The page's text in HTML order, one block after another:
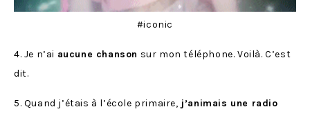
#iconic
4. Je n’ai aucune chanson sur mon téléphone. Voilà. C’est
dit.
5. Quand j’étais à l’école primaire, j’animais une radio